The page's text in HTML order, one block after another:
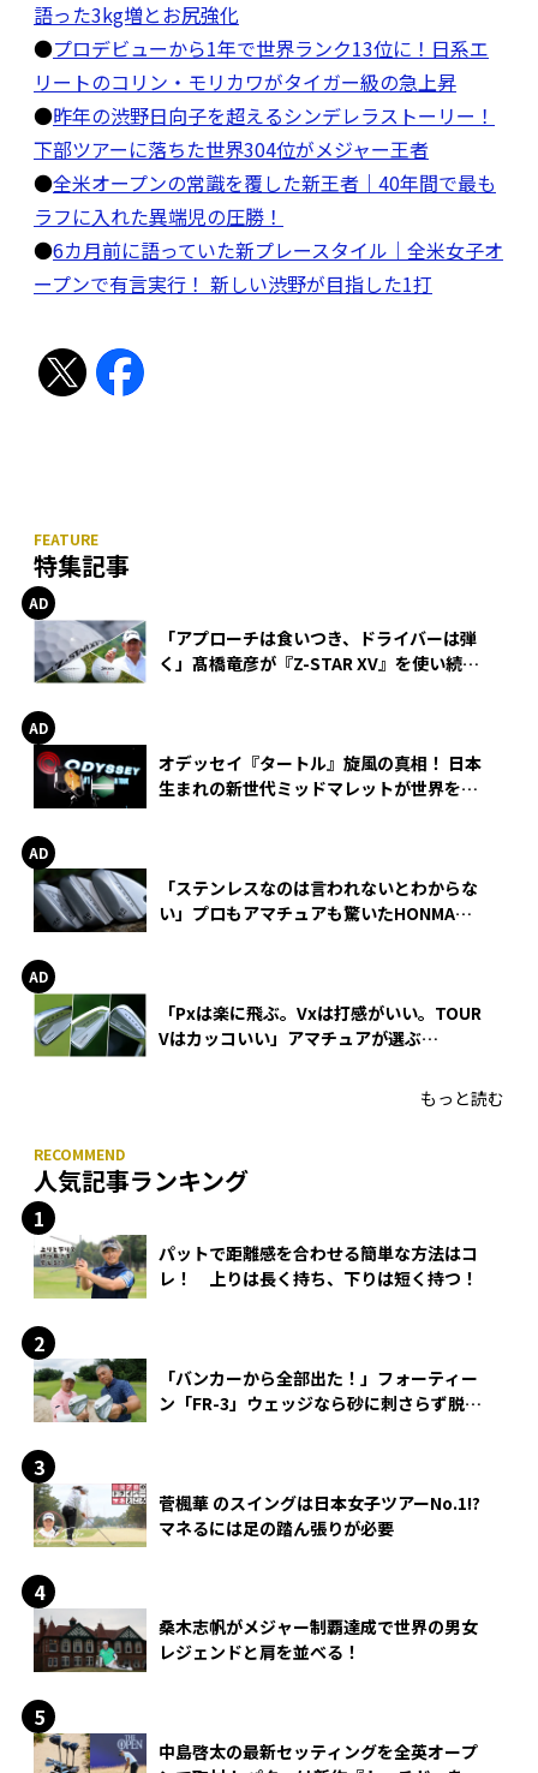
語った3kg増とお尻強化
●プロデビューから1年で世界ランク13位に！日系エ
リートのコリン・モリカワがタイガー級の急上昇
●昨年の渋野日向子を超えるシンデレラストーリー！
下部ツアーに落ちた世界304位がメジャー王者
●全米オープンの常識を覆した新王者｜40年間で最も
ラフに入れた異端児の圧勝！
●6カ月前に語っていた新プレースタイル｜全米女子オ
ープンで有言実行！ 新しい渋野が目指した1打
特集記事
「アプローチは食いつき、ドライバーは弾
く」髙橋竜彦が『Z-STAR XV』を使い続け
オデッセイ『タートル』旋風の真相！ 日本
生まれの新世代ミッドマレットが世界を席
「ステンレスなのは言われないとわからな
い」プロもアマチュアも驚いたHONMA
「Pxは楽に飛ぶ。Vxは打感がいい。TOUR
Vはカッコいい」アマチュアが選ぶ
もっと読む
人気記事ランキング
パットで距離感を合わせる簡単な方法はコ
レ！ 上りは長く持ち、下りは短く持つ！
「バンカーから全部出た！」フォーティー
ン「FR-3」ウェッジなら砂に刺さらず脱出
菅楓華 のスイングは日本女子ツアーNo.1!?
マネるには足の踏ん張りが必要
桑木志帆がメジャー制覇達成で世界の男女
レジェンドと肩を並べる！
中島啓太の最新セッティングを全英オープ